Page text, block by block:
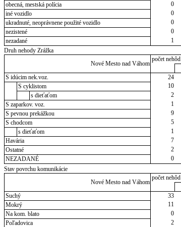
obecná, mestská polícia
0
iné vozidlo
0
ukradnuté, neoprávnene použité vozidlo
0
nezistené
0
nezadané
1
Druh nehody Zrážka
Nové Mesto nad Váhom
počet nehôd
S idúcim nek.voz.
24
S cyklistom
10
s dieťaťom
2
S zaparkov. voz.
1
S pevnou prekážkou
9
S chodcom
5
s dieťaťom
1
Havária
7
Ostatné
2
NEZADANÉ
0
Stav povrchu komunikácie
Nové Mesto nad Váhom
počet nehôd
Suchý
33
Mokrý
11
Na kom. blato
0
Poľadovica
2